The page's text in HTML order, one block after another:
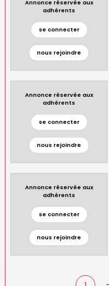
Annonce réservée aux
adhérents
se connecter
nous rejoindre
Annonce réservée aux
adhérents
se connecter
nous rejoindre
Annonce réservée aux
adhérents
se connecter
nous rejoindre